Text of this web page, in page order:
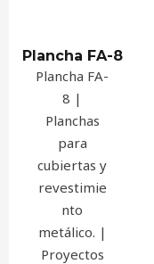
Plancha FA-8
Plancha FA-
8 |
Planchas
para
cubiertas y
revestimie
nto
metálico. |
Proyectos